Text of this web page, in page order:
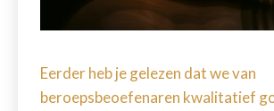
Eerder heb je gelezen dat we van
beroepsbeoefenaren kwalitatief